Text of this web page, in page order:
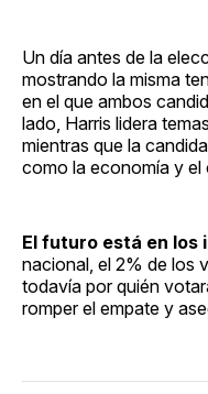
Un día antes de la
mostrando la misma
en el que ambos
lado, Harris lidera
mientras que la
como la economía y el
El futuro está en los
nacional, el 2% de los
todavía por quién
romper el empate y